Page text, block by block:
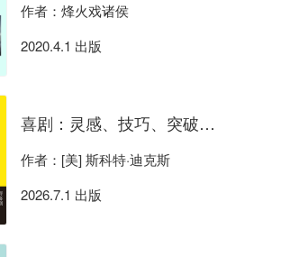
作者：烽火戏诸侯
2020.4.1 出版
喜剧：灵感、技巧、突破瓶颈的创作原理
作者：[美] 斯科特·迪克斯
2026.7.1 出版